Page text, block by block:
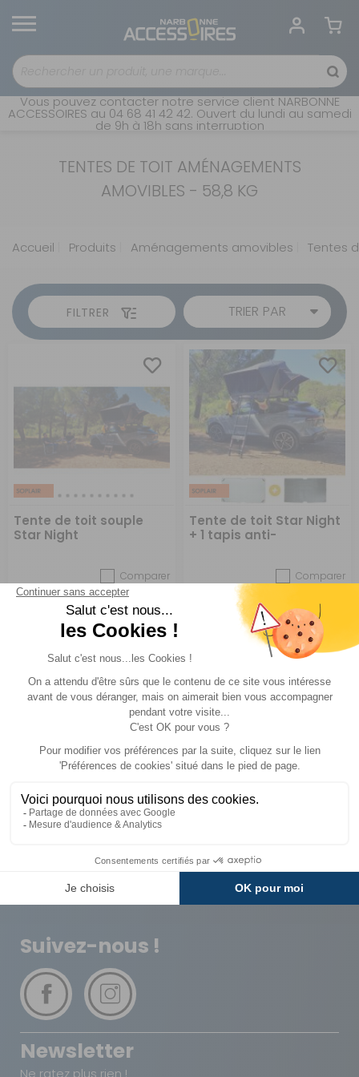
Vous pouvez contacter notre service client NARBONNE
ACCESSOIRES au 04 68 41 42 42. Ouvert du lundi au samedi
de 9h à 18h sans interruption
TENTES DE TOIT AMÉNAGEMENTS
AMOVIBLES - 58,8 KG
Accueil Produits Aménagements amovibles Tentes
FILTRER TRIER PAR
Tente de toit souple
Star Night
Comparer
Soplair
Réf : 777550 EN STOCK
999 €
Tente de toit Star Night
+ 1 tapis anti-
Comparer
Réf : PACK1732 EN STOCK
ACHETER 1 117 €
Livraison
Expédié sous 72h
Carte de fidélité
Paiement
Plusieurs fois
Suivez-nous !
Newsletter
Ne ratez plus rien !